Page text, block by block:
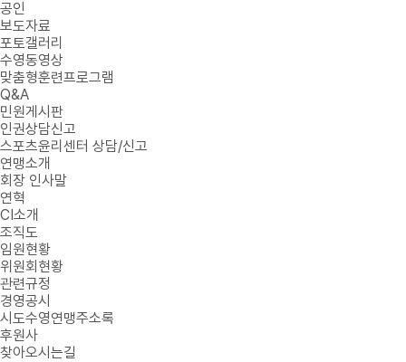
공인
보도자료
포토갤러리
수영동영상
맞춤형훈련프로그램
Q&A
민원게시판
인권상담신고
스포츠윤리센터 상담/신고
연맹소개
회장 인사말
연혁
CI소개
조직도
임원현황
위원회현황
관련규정
경영공시
시도수영연맹주소록
후원사
찾아오시는길